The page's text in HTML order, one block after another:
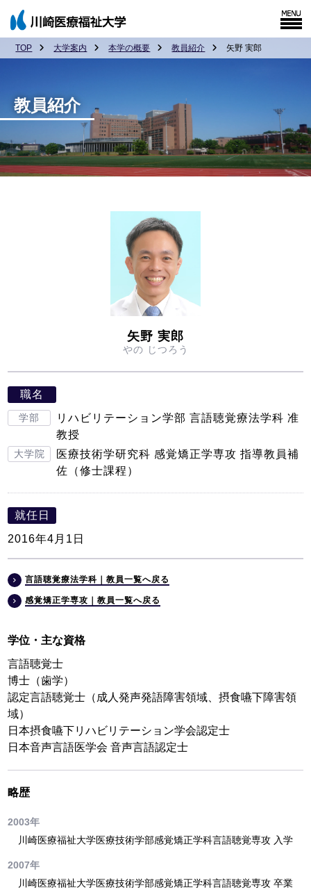
TOP 大学案内 本学の概要 教員紹介 矢野 実郎
教員紹介
矢野 実郎
やの じつろう
職名
学部
リハビリテーション学部 言語聴覚療法学科 准
教授
大学院
医療技術学研究科 感覚矯正学専攻 指導教員補
佐（修士課程）
就任日
2016年4月1日
言語聴覚療法学科｜教員一覧へ戻る
感覚矯正学専攻｜教員一覧へ戻る
学位・主な資格
言語聴覚士
博士（歯学）
認定言語聴覚士（成人発声発語障害領域、摂食嚥下障害領
域）
日本摂食嚥下リハビリテーション学会認定士
日本音声言語医学会 音声言語認定士
略歴
2003年
川崎医療福祉大学医療技術学部感覚矯正学科言語聴覚専攻 入学
2007年
川崎医療福祉大学医療技術学部感覚矯正学科言語聴覚専攻 卒業